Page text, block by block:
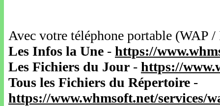
Avec votre téléphone portable
Les Infos la Une - https://
Les Fichiers du Jour - https://
Tous les Fichiers du Répertoire -
https://www.whmsoft.net/services/